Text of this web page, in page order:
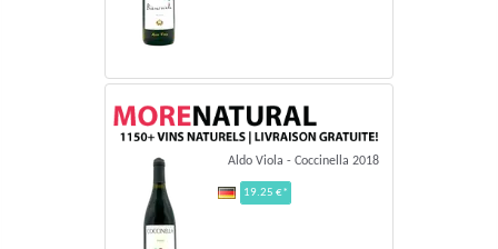
Aldo Viola - Coccinella 2018
19.25 €*